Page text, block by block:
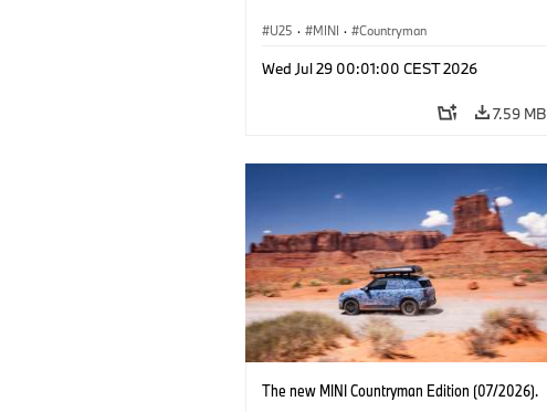
U25 · MINI · Countryman
Wed Jul 29 00:01:00 CEST 2026
7.59 MB
The new MINI Countryman Edition (07/2026).